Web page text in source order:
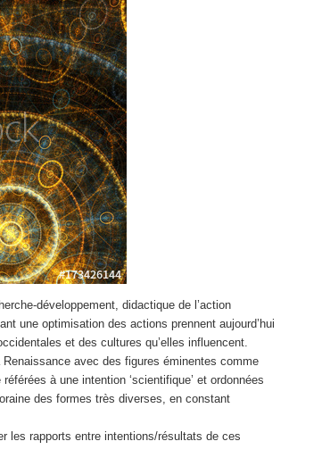
développement, didactique de l’action
une optimisation des actions prennent aujourd’hui
et des cultures qu’elles influencent.
avec des figures éminentes comme
à une intention ‘scientifique’ et ordonnées
des formes très diverses, en constant
les rapports entre intentions/résultats de ces